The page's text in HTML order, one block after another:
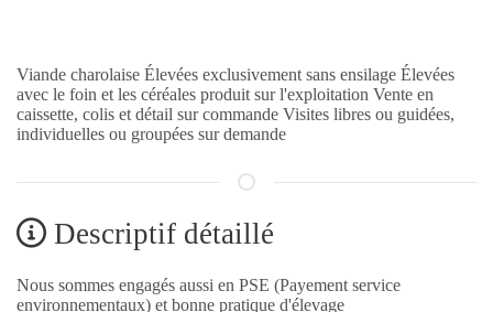
Viande charolaise Élevées exclusivement sans ensilage Élevées
avec le foin et les céréales produit sur l'exploitation Vente en
caissette, colis et détail sur commande Visites libres ou guidées,
individuelles ou groupées sur demande
Descriptif détaillé
Nous sommes engagés aussi en PSE (Payement service
environnementaux) et bonne pratique d'élevage